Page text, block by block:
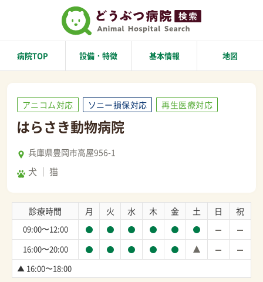
病院TOP 設備・特徴 基本情報 地図
アニコム対応 ソニー損保対応 再生医療対応
はらさき動物病院
兵庫県豊岡市高屋956-1
犬 猫
診療時間 月 火 水 木 金 土 日 祝
09:00〜12:00
16:00〜20:00
▲ 16:00〜18:00